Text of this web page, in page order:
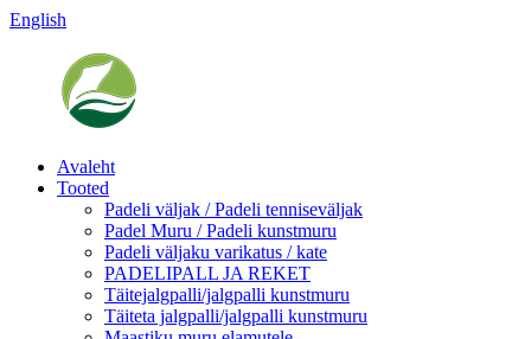
English
Avaleht
Tooted
Padeli väljak / Padeli tenniseväljak
Padel Muru / Padeli kunstmuru
Padeli väljaku varikatus / kate
PADELIPALL JA REKET
Täitejalgpalli/jalgpalli kunstmuru
Täiteta jalgpalli/jalgpalli kunstmuru